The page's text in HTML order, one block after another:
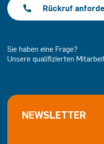
Rückruf
Sie haben eine Frage?
Unsere qualifizierten
NEWSLETTER